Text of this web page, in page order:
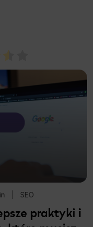
SEO
praktyki i